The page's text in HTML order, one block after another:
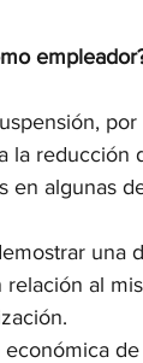
la reducción
algunas
una
al